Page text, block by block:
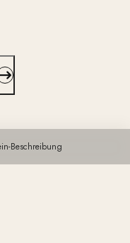
Beschreibung